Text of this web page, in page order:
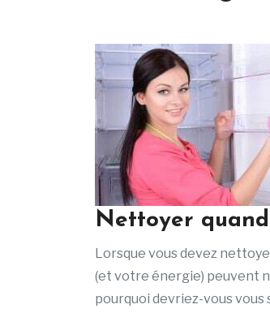
Nettoyer
Lorsque vous devez
(et votre énergie) peuvent
pourquoi devriez-vous vous